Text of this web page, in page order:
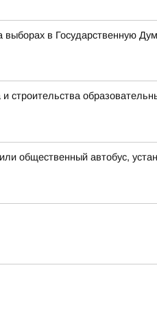
в Государственную
строительства
общественный автобус,